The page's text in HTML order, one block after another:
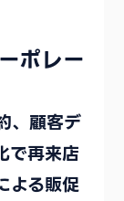
ポレー
、顧客デ
で再来店
よる販促